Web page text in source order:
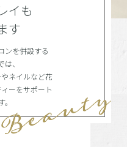
イも
す
ンを併設する
は、
ネイルなど花
ーをサポート